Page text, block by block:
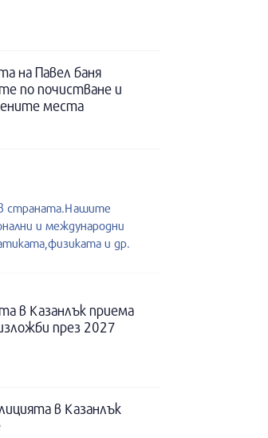
на Павел баня
по почистване и
места
страната.Нашите
и международни
и др.
в Казанлък приема
през 2027
в Казанлък